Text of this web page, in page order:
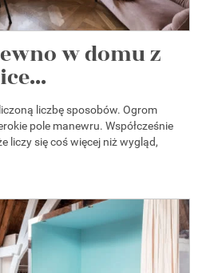
w domu z
liczbę sposobów. Ogrom
pole manewru. Współcześnie
liczy się coś więcej niż wygląd,